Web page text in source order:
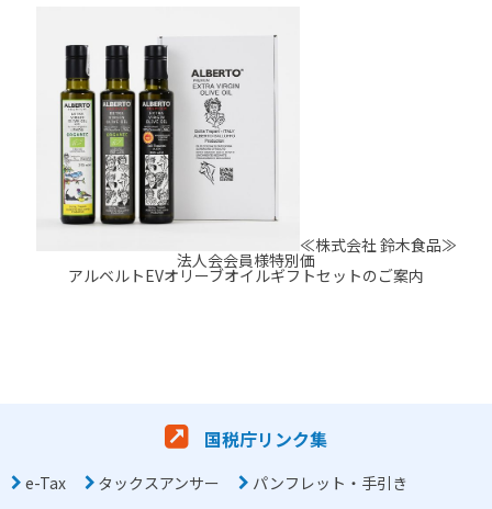
≪株式会社 鈴木食品≫
法人会会員様特別価
アルベルトEVオリーブオイルギフトセットのご案内
国税庁リンク集
e-Tax タックスアンサー パンフレット・手引き